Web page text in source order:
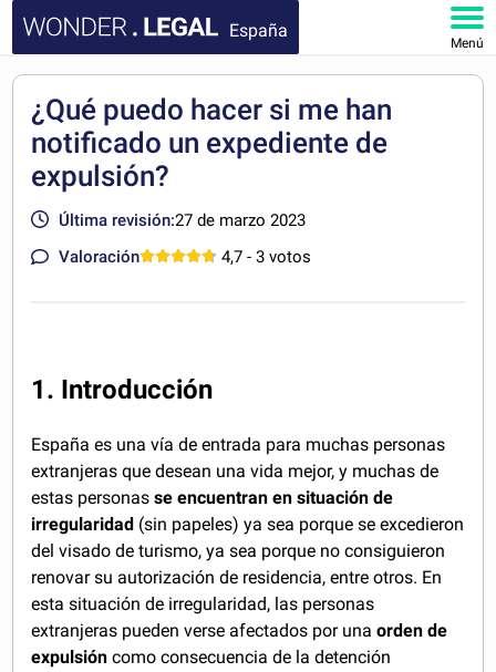
España
Menú
DOCUMENTOS
MI CUENTA
¿Qué puedo hacer si me han
notificado un expediente de
expulsión?
Última revisión:27 de marzo 2023
Valoración
4,7 - 3 votos
1. Introducción
España es una vía de entrada para muchas personas
extranjeras que desean una vida mejor, y muchas de
estas personasse encuentran en situación de
irregularidad (sin papeles) ya sea porque se excedieron
del visado de turismo, ya sea porque no consiguieron
renovar su autorización de residencia, entre otros. En
esta situación de irregularidad, las personas
extranjeras pueden verse afectados por unaorden de
expulsióncomo consecuencia de la detención